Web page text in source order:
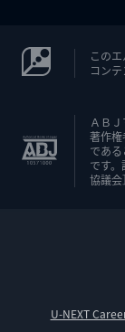
この
コン
ＡＢ
著作
であ
です
協議会
U-NEXT